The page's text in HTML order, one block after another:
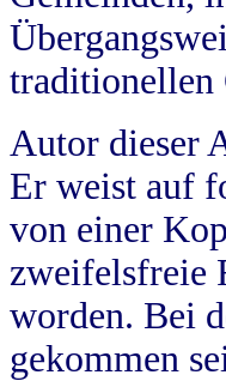
traditionellen
Autor dieser
Er weist auf
von einer
zweifelsfreie
worden. Bei
gekommen